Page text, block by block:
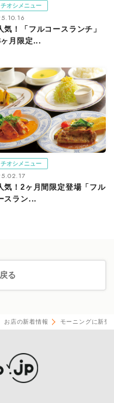
チオシメニュー
気！「フルコースランチ」
月限定...
チオシメニュー
気！2ヶ月間限定登場「フル
スラン...
る
お店の新着情報 モーニングに新登